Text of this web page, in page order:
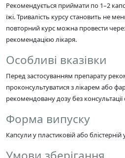
Рекомендується приймати по 1–2
їжі. Тривалість курсу становить не
повторний курс можна провести через
рекомендацією лікаря.
Особливі вказівки
Перед застосуванням препарату
проконсультуватися з лікарем або
рекомендовану дозу без консультації
Форма випуску
Капсули у пластиковій або блістерній